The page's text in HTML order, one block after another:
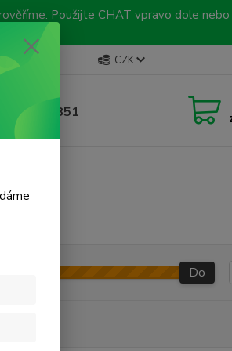
Použijte CHAT vpravo dole
Kontakty CZK
linka
792 217 851
9-16 hod.)
Do